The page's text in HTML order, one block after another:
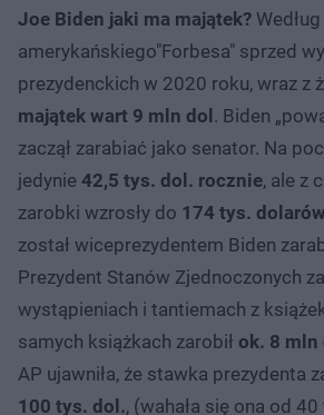
Joe Biden jaki ma majątek?
amerykańskiego"Forbesa" sprzed
prezydenckich w 2020 roku, wraz z
majątek wart 9 mln dol. Biden
zaczął zarabiać jako senator. Na
jedynie 42,5 tys. dol. rocznie, ale z
zarobki wzrosły do 174 tys. dolarów
został wiceprezydentem Biden
Prezydent Stanów Zjednoczonych
wystąpieniach i tantiemach z
samych książkach zarobił ok. 8 mln
AP ujawniła, że stawka prezydenta
100 tys. dol., (wahała się ona od